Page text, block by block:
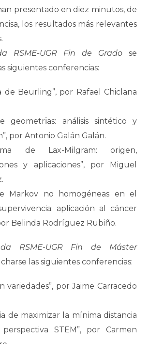
presentado en diez minutos, de
los resultados más relevantes
RSME-UGR Fin de Grado se
siguientes conferencias:
de Beurling”, por Rafael Chiclana
geometrı́as: análisis sintético y
por Antonio Galán Galán.
de Lax-Milgram: origen,
y aplicaciones”, por Miguel
Markov no homogéneas en el
aplicación al cáncer
Belinda Rodríguez Rubiño.
RSME-UGR Fin de Máster
las siguientes conferencias:
variedades”, por Jaime Carracedo
de maximizar la mínima distancia
STEM”, por Carmen